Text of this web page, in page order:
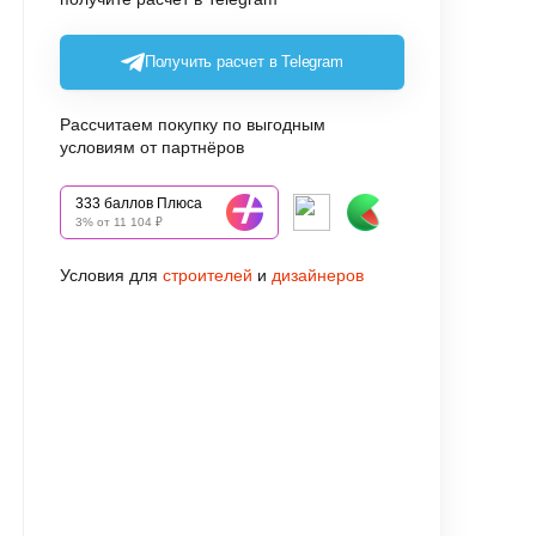
Получить расчет в Telegram
Рассчитаем покупку по выгодным
условиям от партнёров
333 баллов Плюса
3% от 11 104 ₽
Условия для строителей и дизайнеров